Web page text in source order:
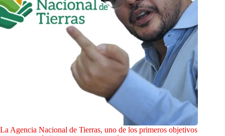
La Agencia Nacional de Tierras, uno de los primeros objetivos